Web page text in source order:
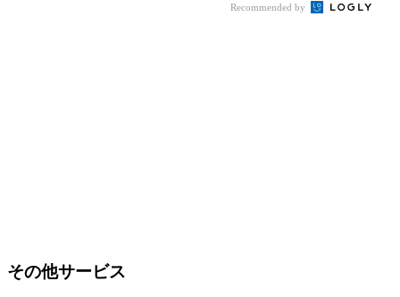
Recommended by
その他サービス